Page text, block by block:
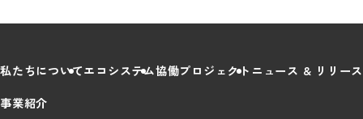
私たちについてエコシステム協働プロジェクト ニュース & リリース
事業紹介